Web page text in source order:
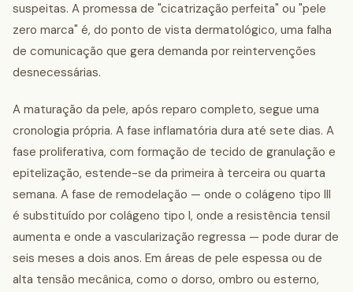
suspeitas. A promessa de "cicatrização perfeita" ou "pele
zero marca" é, do ponto de vista dermatológico, uma falha
de comunicação que gera demanda por reintervenções
desnecessárias.
A maturação da pele, após reparo completo, segue uma
cronologia própria. A fase inflamatória dura até sete dias. A
fase proliferativa, com formação de tecido de granulação e
epitelização, estende-se da primeira à terceira ou quarta
semana. A fase de remodelação — onde o colágeno tipo III
é substituído por colágeno tipo I, onde a resistência tensil
aumenta e onde a vascularização regressa — pode durar de
seis meses a dois anos. Em áreas de pele espessa ou de
alta tensão mecânica, como o dorso, ombro ou esterno,